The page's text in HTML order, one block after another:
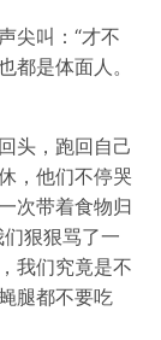
尖叫：“才不
都是体面人。
头，跑回自己
，他们不停哭
次带着食物归
狠狠骂了一
我们究竟是不
腿都不要吃